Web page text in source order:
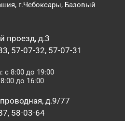
г.Чебоксары, Базовый
проезд, д.3
57-07-32, 57-07-31
с 8:00 до 19:00
до 16:00
д.9/77
58-03-64